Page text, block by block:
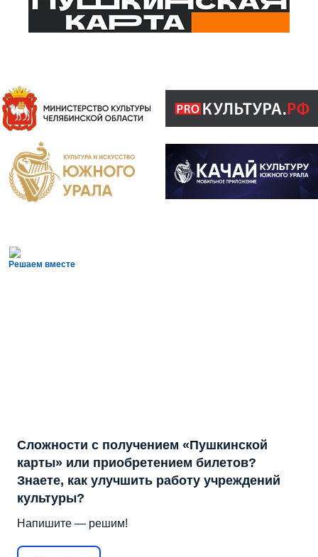
Решаем вместе
Сложности с получением «Пушкинской
карты» или приобретением билетов?
Знаете, как улучшить работу учреждений
культуры?
Напишите — решим!